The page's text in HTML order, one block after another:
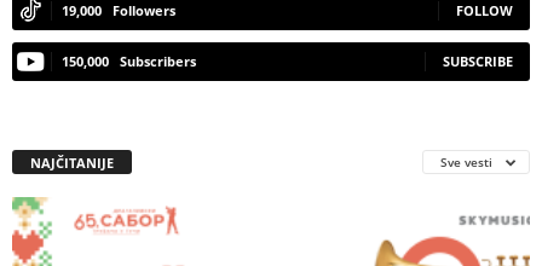
19,000 Followers FOLLOW
150,000 Subscribers SUBSCRIBE
NAJČITANIJE Sve vesti